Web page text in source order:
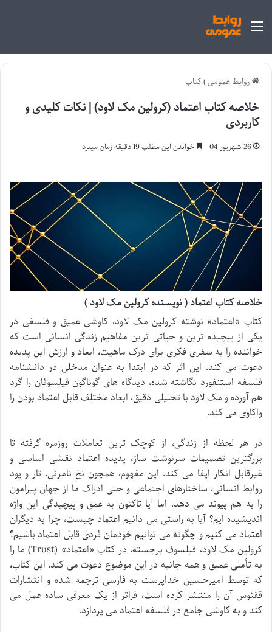
منو
روابط عمومی)کتاب
خلاصه کتاب اعتماد (کرولین مک لاود) | نکات کلیدی و
کاربردی
26 شهریور 04 خواندن این مطلب 19 دقیقه زمان میبرد
خلاصه کتاب اعتماد ( نویسنده کرولین مک لاود )
کتاب «اعتماد» نوشته کرولین مک لاود، کاوشی عمیق و فلسفی در
یکی از پیچیده ترین و حیاتی ترین مفاهیم زندگی انسانی است که
خواننده را به سفری فکری برای درک ماهیت، ابعاد و ارزش این پدیده
دعوت می کند. این اثر که در ابتدا به عنوان مدخلی در دانشنامه
فلسفه استنفورد نگاشته شده، دیدگاه های گوناگون فیلسوفان را گرد
هم آورده و مک لاود با تحلیلی دقیق، ابعاد مختلف قابل اعتماد بودن را
واکاوی می کند.
در هر لحظه از زندگی، از کوچک ترین تعاملات روزمره گرفته تا
بزرگترین تصمیمات سرنوشت ساز، پدیده اعتماد نقشی اساسی و
غیرقابل انکار ایفا می کند. این مفهوم، همچون نخ نامرئی، تار و پود
روابط انسانی، ساختارهای اجتماعی و حتی ادراک ما از جهان پیرامون
را به هم پیوند می دهد. اما آیا تاکنون به عمق و پیچیدگی این واژه
اندیشیده ایم؟ آیا به راستی می دانیم اعتماد چیست، چرا به دیگران
اعتماد می کنیم و چگونه می توانیم خودمان فردی قابل اعتماد باشیم؟
کرولین مک لاود، فیلسوف برجسته، در کتاب «اعتماد» (Trust) ما را
به تأملی عمیق و همه جانبه در این موضوع دعوت می کند. این کتاب،
که توسط امیرحسین خداپرست به فارسی ترجمه شده و انتشارات
ققنوس آن را منتشر کرده است، فراتر از یک معرفی ساده عمل می
کند و به کاوشی جامع در فلسفه اعتماد می پردازد.